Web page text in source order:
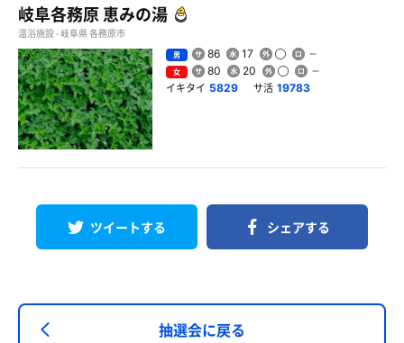
岐阜各務原 恵みの湯
温浴施設 - 岐阜県 各務原市
男 86 17
女 80 20
イキタイ 5829 サ活 19783
ツイートする シェアする
抽選会に戻る